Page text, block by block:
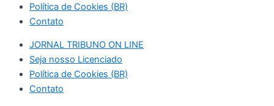
Política de Cookies (BR)
Contato
JORNAL TRIBUNO ON LINE
Seja nosso Licenciado
Política de Cookies (BR)
Contato